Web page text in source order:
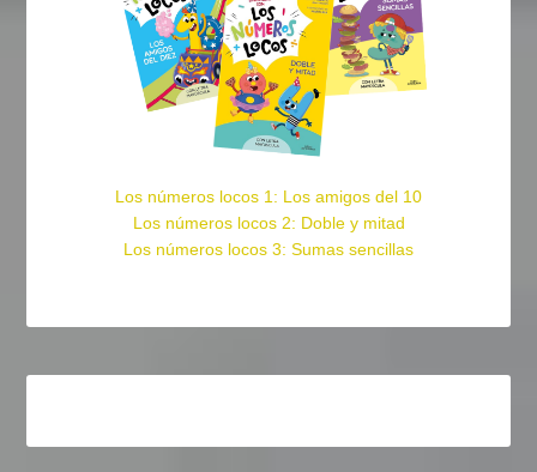
Los números locos 1: Los amigos del 10
Los números locos 2: Doble y mitad
Los números locos 3: Sumas sencillas